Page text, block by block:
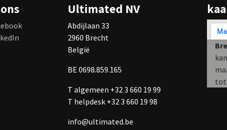
Ultimated NV
Abdijlaan 33
2960 Brecht
België
BE 0698.859.165
T algemeen +32 3 660 19 99
T helpdesk +32 3 660 19 98
info@ultimated.be
tot